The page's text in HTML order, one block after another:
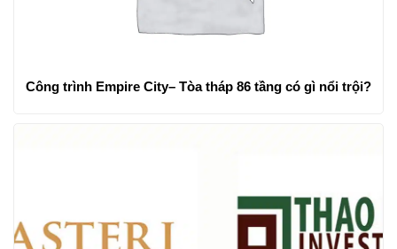
Công trình Empire City– Tòa tháp 86 tầng có gì nổi trội?